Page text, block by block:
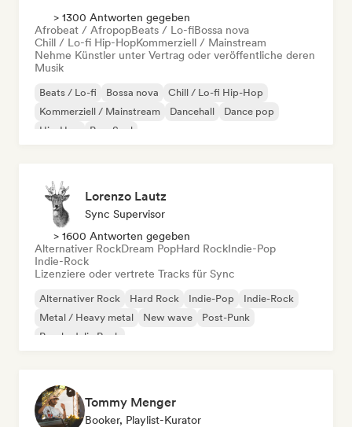
> 1300 Antworten gegeben
Afrobeat / AfropopBeats / Lo-fiBossa nova
Chill / Lo-fi Hip-HopKommerziell / Mainstream
Nehme Künstler unter Vertrag oder veröffentliche deren
Musik
Beats / Lo-fi Bossa nova
Chill / Lo-fi Hip-Hop
Kommerziell / Mainstream
Dancehall
Dance pop
Hip-Hop
Pop-Soul
Lorenzo Lautz
Sync Supervisor
> 1600 Antworten gegeben
Alternativer RockDream PopHard RockIndie-Pop
Indie-Rock
Lizenziere oder vertrete Tracks für Sync
Alternativer Rock Hard Rock Indie-Pop
Indie-Rock
Metal / Heavy metal
New wave
Post-Punk
Psychedelic Rock
Tommy Menger
Booker, Playlist-Kurator